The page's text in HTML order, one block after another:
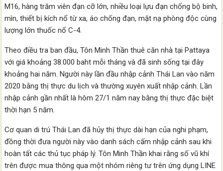
M16, hàng trăm viên đạn cỡ lớn, nhiều loại lựu đạn chống bộ binh,
mìn, thiết bị kích nổ từ xa, áo chống đạn, mặt nạ phòng độc cùng
lượng lớn thuốc nổ C-4.
Theo điều tra ban đầu, Tôn Minh Thần thuê căn nhà tại Pattaya
với giá khoảng 38.000 baht mỗi tháng và đã sinh sống tại đây
khoảng hai năm. Người này lần đầu nhập cảnh Thái Lan vào năm
2020 bằng thị thực du lịch và thường xuyên xuất nhập cảnh. Lần
nhập cảnh gần nhất là hôm 27/1 năm nay bằng thị thực đặc biệt
thời hạn 5 năm.
Cơ quan di trú Thái Lan đã hủy thị thực dài hạn của nghi phạm,
đồng thời đưa người này vào danh sách cấm nhập cảnh sau khi
hoàn tất các thủ tục pháp lý. Tôn Minh Thần khai rằng số vũ khí
trên được mua thông qua một nhóm riêng tư trên ứng dụng LINE